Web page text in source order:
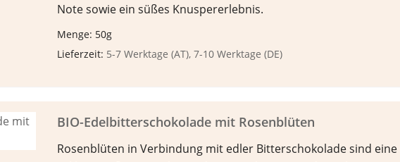
Note sowie ein süßes Knuspererlebnis.
Menge: 50g
Lieferzeit: 5-7 Werktage (AT), 7-10 Werktage (DE)
BIO-Edelbitterschokolade mit Rosenblüten
Rosenblüten in Verbindung mit edler Bitterschokolade sind eine